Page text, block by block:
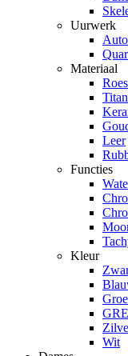
Uurwerk
Materiaal
Leer
Functies
Kleur
Wit